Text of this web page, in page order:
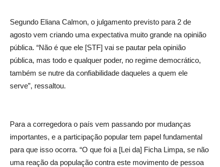
Segundo Eliana Calmon, o julgamento previsto para 2 de
agosto vem criando uma expectativa muito grande na opinião
pública. “Não é que ele [STF] vai se pautar pela opinião
pública, mas todo e qualquer poder, no regime democrático,
também se nutre da confiabilidade daqueles a quem ele
serve”, ressaltou.
Para a corregedora o país vem passando por mudanças
importantes, e a participação popular tem papel fundamental
para que isso ocorra. “O que foi a [Lei da] Ficha Limpa, se não
uma reação da população contra este movimento de pessoa